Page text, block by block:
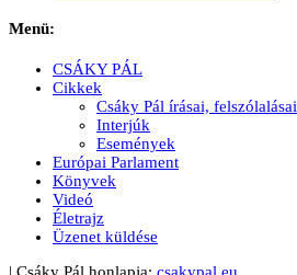
Menü:
CSÁKY PÁL
Cikkek
Csáky Pál írásai, felszólalásai
Interjúk
Események
Európai Parlament
Könyvek
Videó
Életrajz
Üzenet küldése